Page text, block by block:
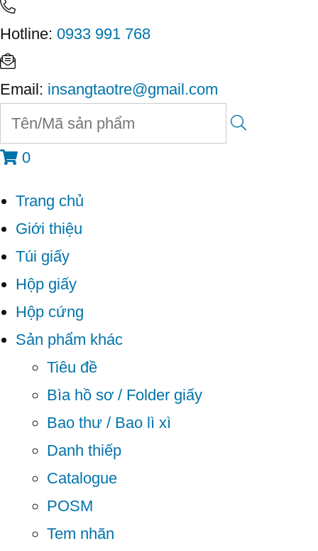
Hotline: 0933 991 768
Email: insangtaotre@gmail.com
0
Trang chủ
Giới thiệu
Túi giấy
Hộp giấy
Hộp cứng
Sản phẩm khác
Tiêu đề
Bìa hồ sơ / Folder giấy
Bao thư / Bao lì xì
Danh thiếp
Catalogue
POSM
Tem nhãn